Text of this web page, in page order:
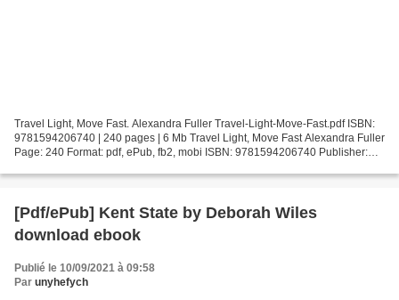
Travel Light, Move Fast. Alexandra Fuller Travel-Light-Move-Fast.pdf ISBN:
9781594206740 | 240 pages | 6 Mb Travel Light, Move Fast Alexandra Fuller
Page: 240 Format: pdf, ePub, fb2, mobi ISBN: 9781594206740 Publisher:
[Pdf/ePub] Kent State by Deborah Wiles
download ebook
Publié le 10/09/2021 à 09:58
Par unyhefych